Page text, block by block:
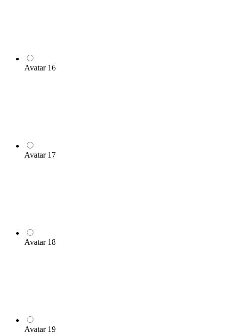
Avatar 16
Avatar 17
Avatar 18
Avatar 19